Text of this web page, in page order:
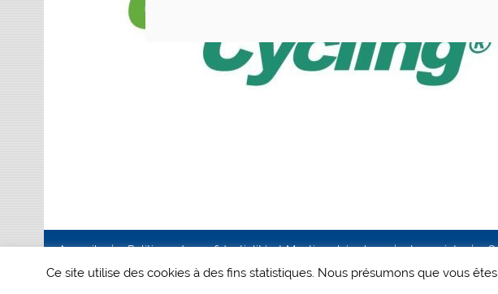
Accueil Politique de confidentialité et Mentions Légales Le projet
Ce site utilise des cookies à des fins statistiques. Nous présumons que vous